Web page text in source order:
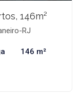
146m²
RJ
146 m²